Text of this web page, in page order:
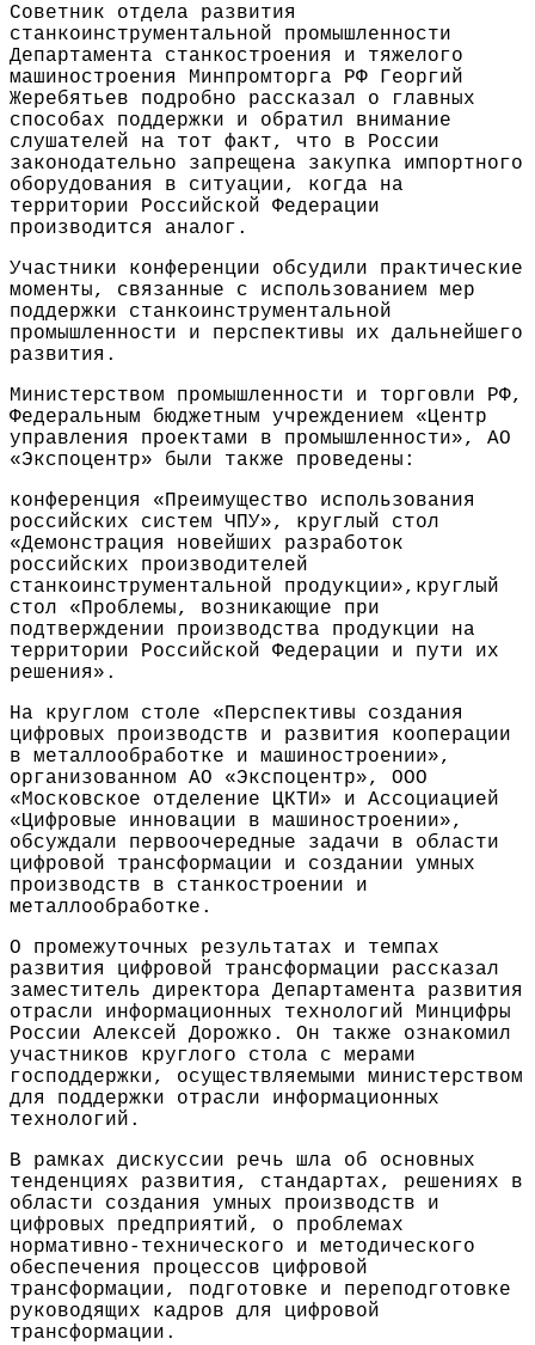
Советник отдела развития
станкоинструментальной промышленности
Департамента станкостроения и тяжелого
машиностроения Минпромторга РФ Георгий
Жеребятьев подробно рассказал о главных
способах поддержки и обратил внимание
слушателей на тот факт, что в России
законодательно запрещена закупка импортного
оборудования в ситуации, когда на
территории Российской Федерации
производится аналог.
Участники конференции обсудили практические
моменты, связанные с использованием мер
поддержки станкоинструментальной
промышленности и перспективы их дальнейшего
развития.
Министерством промышленности и торговли РФ,
Федеральным бюджетным учреждением «Центр
управления проектами в промышленности», АО
«Экспоцентр» были также проведены:
конференция «Преимущество использования
российских систем ЧПУ», круглый стол
«Демонстрация новейших разработок
российских производителей
станкоинструментальной продукции»,круглый
стол «Проблемы, возникающие при
подтверждении производства продукции на
территории Российской Федерации и пути их
решения».
На круглом столе «Перспективы создания
цифровых производств и развития кооперации
в металлообработке и машиностроении»,
организованном АО «Экспоцентр», ООО
«Московское отделение ЦКТИ» и Ассоциацией
«Цифровые инновации в машиностроении»,
обсуждали первоочередные задачи в области
цифровой трансформации и создании умных
производств в станкостроении и
металлообработке.
О промежуточных результатах и темпах
развития цифровой трансформации рассказал
заместитель директора Департамента развития
отрасли информационных технологий Минцифры
России Алексей Дорожко. Он также ознакомил
участников круглого стола с мерами
господдержки, осуществляемыми министерством
для поддержки отрасли информационных
технологий.
В рамках дискуссии речь шла об основных
тенденциях развития, стандартах, решениях в
области создания умных производств и
цифровых предприятий, о проблемах
нормативно-технического и методического
обеспечения процессов цифровой
трансформации, подготовке и переподготовке
руководящих кадров для цифровой
трансформации.